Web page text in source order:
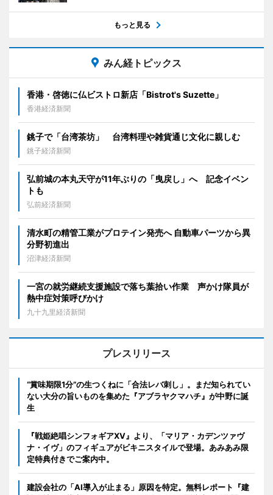
もっと見る
みん経トピックス
香港・啓徳に仏ビストロ新店「Bistrot's Suzette」
香港経済新聞
銚子で「台湾茶坊」 台湾料理や雑貨通じ文化に親しむ
銚子経済新聞
弘前城の本丸天守が11年ぶりの「曳戻し」へ 記念イベン
トも
弘前経済新聞
清水町の精管工業がプロテイン発売へ 自動車パーツから異
分野初進出
沼津経済新聞
一宮の就労継続支援施設で落ち葉拾い作業 声かけ隊員が
熱中症対策呼びかけ
九十九里経済新聞
プレスリリース
“賞味期限1分”の生つくねに「合法レバ刺し」。まだ知られてい
ない大分の旨いものを集めた『アブラヤクマハチ』が中野に誕
生
『戦姫絶唱シンフォギアXV』より、「マリア・カデンツァヴ
ナ・イヴ」のフィギュアがビキニスタイルで登場。あみあみ限
定特典付きでご案内中。
建設会社の「AI導入が止まる」原因を特定。無料レポート『建